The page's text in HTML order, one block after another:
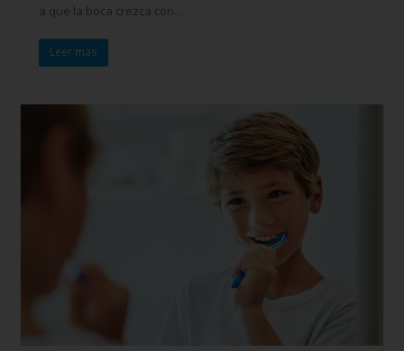
a que la boca crezca con…
Leer más